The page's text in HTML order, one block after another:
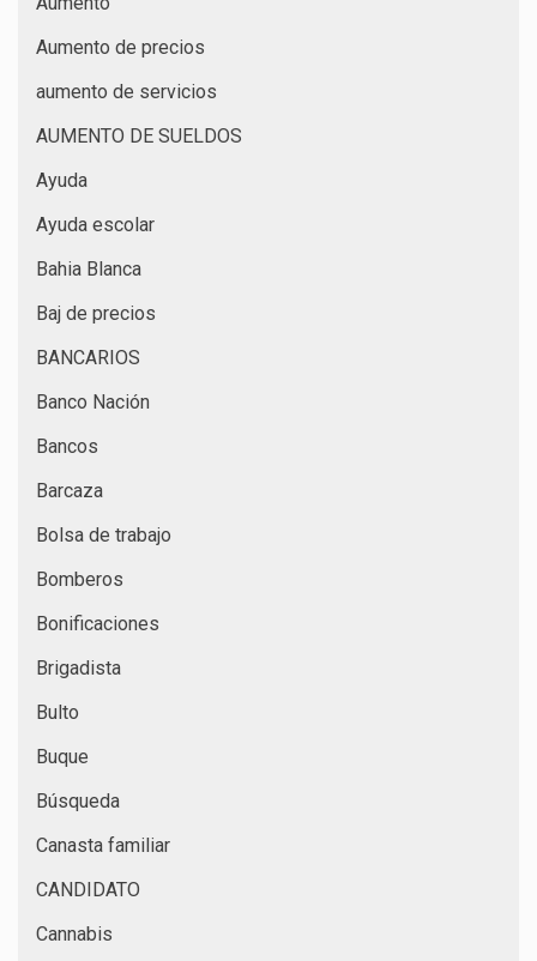
Aumento de precios
aumento de servicios
AUMENTO DE SUELDOS
Ayuda
Ayuda escolar
Bahia Blanca
Baj de precios
BANCARIOS
Banco Nación
Bancos
Barcaza
Bolsa de trabajo
Bomberos
Bonificaciones
Brigadista
Bulto
Buque
Búsqueda
Canasta familiar
CANDIDATO
Cannabis